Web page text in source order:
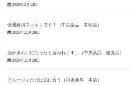
2026年2月13日
便通解消スッキリです！（中央薬品 有明店）
2025年11月29日
肌がきれいになったと言われます。（中央薬品 国見店）
2025年11月29日
アルージェだけは肌に合う（中央薬局 本店）